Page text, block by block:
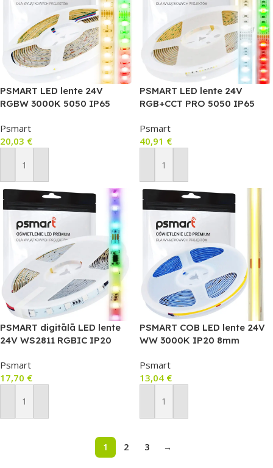
PSMART LED lente 24V
RGBW 3000K 5050 IP65
Psmart
20,03 €
Pievienot Grozam
PSMART LED lente 24V
RGB+CCT PRO 5050 IP65
24W/m)
Psmart
40,91 €
Pievienot Grozam
PSMART digitālā LED lente
24V WS2811 RGBIC IP20
Psmart
17,70 €
Pievienot Grozam
PSMART COB LED lente 24V
WW 3000K IP20 8mm
Psmart
13,04 €
Pievienot Grozam
1 2 3 →